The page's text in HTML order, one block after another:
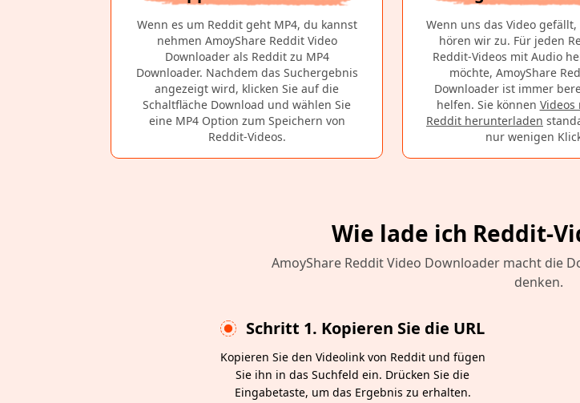
Wenn es um Reddit geht MP4, du kannst
nehmen AmoyShare Reddit Video
Downloader als Reddit zu MP4
Downloader. Nachdem das Suchergebnis
angezeigt wird, klicken Sie auf die
Schaltfläche Download und wählen Sie
eine MP4 Option zum Speichern von
Reddit-Videos.
Wenn uns das Video
hören wir zu. Für jeden
Reddit-Videos mit Audio
möchte, AmoyShare
Downloader ist immer
helfen. Sie können Videos
Reddit herunterladen
nur wenigen
Wie lade ich Reddit-
AmoyShare Reddit Video Downloader macht die
denken.
Schritt 1. Kopieren Sie die URL
Kopieren Sie den Videolink von Reddit und fügen
Sie ihn in das Suchfeld ein. Drücken Sie die
Eingabetaste, um das Ergebnis zu erhalten.